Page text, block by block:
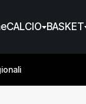
CALCIO BASKET